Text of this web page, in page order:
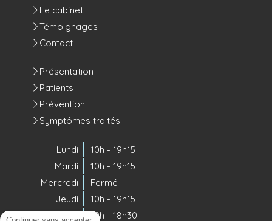
Le cabinet
Témoignages
Contact
Présentation
Patients
Prévention
Symptômes traités
Lundi
10h - 19h15
Mardi
10h - 19h15
Mercredi
Fermé
Jeudi
10h - 19h15
10h - 18h30